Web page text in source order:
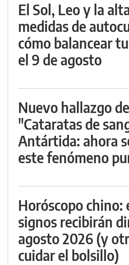
El Sol, Leo y la
medidas de
cómo balancear
el 9 de agosto
Nuevo hallazgo
"Cataratas de
Antártida: ahora
este fenómeno
Horóscopo chino:
signos recibirán
agosto 2026 (y
cuidar el bolsillo)